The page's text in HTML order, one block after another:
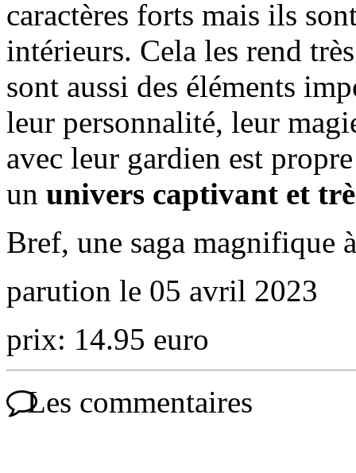
caractères forts mais ils
intérieurs. Cela les rend
sont aussi des éléments
leur personnalité, leur
avec leur gardien est
un univers captivant et
Bref, une saga magnifique
parution le 05 avril 2023
prix: 14.95 euro
Les commentaires